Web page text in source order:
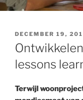
GEPLAATST
OP
DECEMBER 19,
lessons
Terwijl